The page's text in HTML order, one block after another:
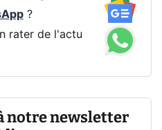
?
rater de l'actu
notre newsletter